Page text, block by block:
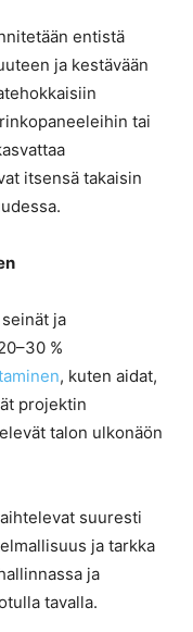
entistä
ja kestävään
tai
itsensä takaisin
ja
%
, kuten aidat,
projektin
talon ulkonäön
suuresti
ja tarkka
ja
tavalla.